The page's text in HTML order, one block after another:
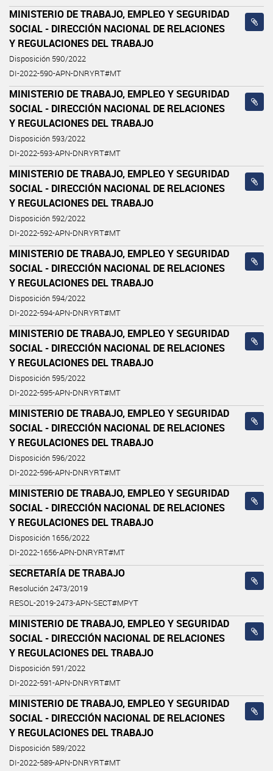
MINISTERIO DE TRABAJO, EMPLEO Y SEGURIDAD
SOCIAL - DIRECCIÓN NACIONAL DE RELACIONES
Y REGULACIONES DEL TRABAJO
Disposición 590/2022
DI-2022-590-APN-DNRYRT#MT
MINISTERIO DE TRABAJO, EMPLEO Y SEGURIDAD
SOCIAL - DIRECCIÓN NACIONAL DE RELACIONES
Y REGULACIONES DEL TRABAJO
Disposición 593/2022
DI-2022-593-APN-DNRYRT#MT
MINISTERIO DE TRABAJO, EMPLEO Y SEGURIDAD
SOCIAL - DIRECCIÓN NACIONAL DE RELACIONES
Y REGULACIONES DEL TRABAJO
Disposición 592/2022
DI-2022-592-APN-DNRYRT#MT
MINISTERIO DE TRABAJO, EMPLEO Y SEGURIDAD
SOCIAL - DIRECCIÓN NACIONAL DE RELACIONES
Y REGULACIONES DEL TRABAJO
Disposición 594/2022
DI-2022-594-APN-DNRYRT#MT
MINISTERIO DE TRABAJO, EMPLEO Y SEGURIDAD
SOCIAL - DIRECCIÓN NACIONAL DE RELACIONES
Y REGULACIONES DEL TRABAJO
Disposición 595/2022
DI-2022-595-APN-DNRYRT#MT
MINISTERIO DE TRABAJO, EMPLEO Y SEGURIDAD
SOCIAL - DIRECCIÓN NACIONAL DE RELACIONES
Y REGULACIONES DEL TRABAJO
Disposición 596/2022
DI-2022-596-APN-DNRYRT#MT
MINISTERIO DE TRABAJO, EMPLEO Y SEGURIDAD
SOCIAL - DIRECCIÓN NACIONAL DE RELACIONES
Y REGULACIONES DEL TRABAJO
Disposición 1656/2022
DI-2022-1656-APN-DNRYRT#MT
SECRETARÍA DE TRABAJO
Resolución 2473/2019
RESOL-2019-2473-APN-SECT#MPYT
MINISTERIO DE TRABAJO, EMPLEO Y SEGURIDAD
SOCIAL - DIRECCIÓN NACIONAL DE RELACIONES
Y REGULACIONES DEL TRABAJO
Disposición 591/2022
DI-2022-591-APN-DNRYRT#MT
MINISTERIO DE TRABAJO, EMPLEO Y SEGURIDAD
SOCIAL - DIRECCIÓN NACIONAL DE RELACIONES
Y REGULACIONES DEL TRABAJO
Disposición 589/2022
DI-2022-589-APN-DNRYRT#MT